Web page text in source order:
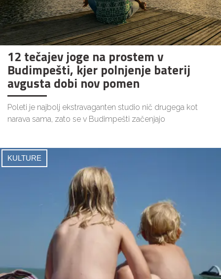
12 tečajev joge na prostem v
Budimpešti, kjer polnjenje baterij
avgusta dobi nov pomen
Poleti je najbolj ekstravaganten studio nič drugega kot
narava sama, zato se v Budimpešti začenjajo
KULTURE